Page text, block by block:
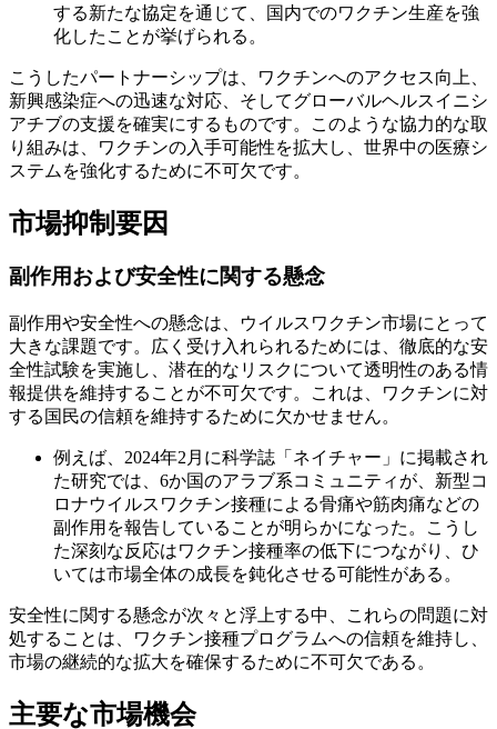
する新たな協定を通じて、国内でのワクチン生産を強
化したことが挙げられる。
こうしたパートナーシップは、ワクチンへのアクセス向上、
新興感染症への迅速な対応、そしてグローバルヘルスイニシ
アチブの支援を確実にするものです。このような協力的な取
り組みは、ワクチンの入手可能性を拡大し、世界中の医療シ
ステムを強化するために不可欠です。
市場抑制要因
副作用および安全性に関する懸念
副作用や安全性への懸念は、ウイルスワクチン市場にとって
大きな課題です。広く受け入れられるためには、徹底的な安
全性試験を実施し、潜在的なリスクについて透明性のある情
報提供を維持することが不可欠です。これは、ワクチンに対
する国民の信頼を維持するために欠かせません。
例えば、2024年2月に科学誌「ネイチャー」に掲載され
た研究では、6か国のアラブ系コミュニティが、新型コ
ロナウイルスワクチン接種による骨痛や筋肉痛などの
副作用を報告していることが明らかになった。こうし
た深刻な反応はワクチン接種率の低下につながり、ひ
いては市場全体の成長を鈍化させる可能性がある。
安全性に関する懸念が次々と浮上する中、これらの問題に対
処することは、ワクチン接種プログラムへの信頼を維持し、
市場の継続的な拡大を確保するために不可欠である。
主要な市場機会